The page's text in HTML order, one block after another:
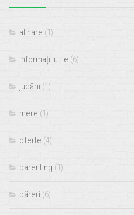
alinare (1)
informații utile (6)
jucării (1)
mere (1)
oferte (4)
parenting (1)
păreri (6)